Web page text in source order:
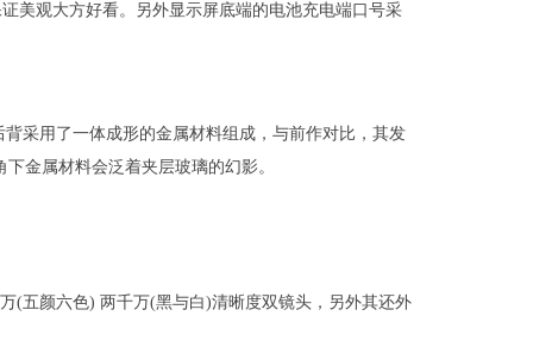
美观大方好看。另外显示屏底端的电池充电端口号采
采用了一体成形的金属材料组成，与前作对比，其发
金属材料会泛着夹层玻璃的幻影。
(五颜六色) 两千万(黑与白)清晰度双镜头，另外其还外